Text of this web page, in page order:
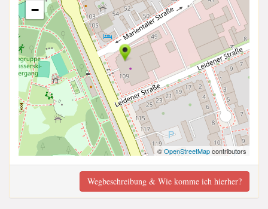
−
©OpenStreetMapcontributors
Wegbeschreibung & Wie komme ich hierher?